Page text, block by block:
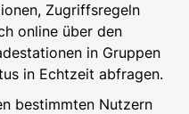
Zugriffsregeln
online über den
in Gruppen
in Echtzeit abfragen.
bestimmten Nutzern